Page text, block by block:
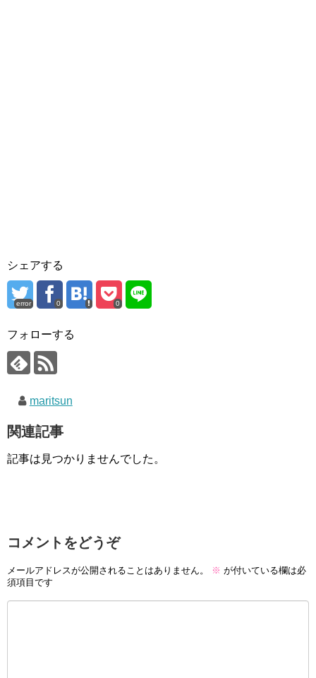
シェアする
error 0 0
フォローする
maritsun
関連記事
記事は見つかりませんでした。
コメントをどうぞ
メールアドレスが公開されることはありません。 ※ が付いている欄は必
須項目です